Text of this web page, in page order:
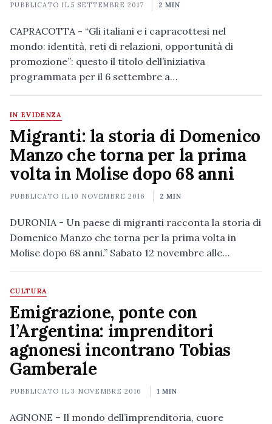
PUBBLICATO IL5 SETTEMBRE 2017 2 MIN
CAPRACOTTA - “Gli italiani e i capracottesi nel
mondo: identità, reti di relazioni, opportunità di
promozione”: questo il titolo dell’iniziativa
programmata per il 6 settembre a…
IN EVIDENZA
Migranti: la storia di Domenico
Manzo che torna per la prima
volta in Molise dopo 68 anni
PUBBLICATO IL10 NOVEMBRE 2016 2 MIN
DURONIA - Un paese di migranti racconta la storia di
Domenico Manzo che torna per la prima volta in
Molise dopo 68 anni.” Sabato 12 novembre alle…
CULTURA
Emigrazione, ponte con
l’Argentina: imprenditori
agnonesi incontrano Tobias
Gamberale
PUBBLICATO IL3 NOVEMBRE 2016 1 MIN
AGNONE – Il mondo dell’imprenditoria, cuore